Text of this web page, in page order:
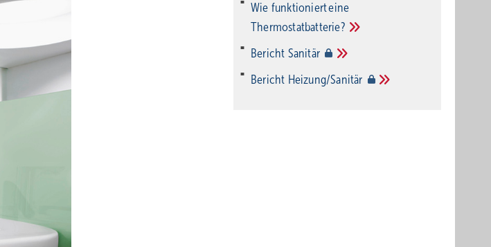
Wie funktioniert eine
Thermostatbatterie?
Bericht Sanitär
Bericht Heizung/Sanitär